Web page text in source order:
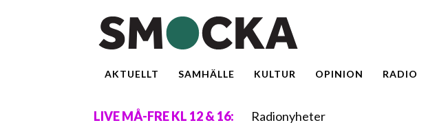
AKTUELLT SAMHÄLLE KULTUR OPINION RADIO
LIVE MÅ-FRE KL 12 & 16: Radionyheter